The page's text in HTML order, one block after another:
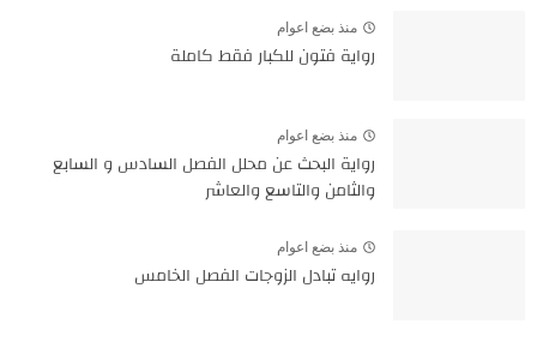
منذ بضع اعوام
رواية فتون للكبار فقط كاملة
منذ بضع اعوام
رواية البحث عن محلل الفصل السادس و السابع
والثامن والتاسع والعاشر
منذ بضع اعوام
روايه تبادل الزوجات الفصل الخامس